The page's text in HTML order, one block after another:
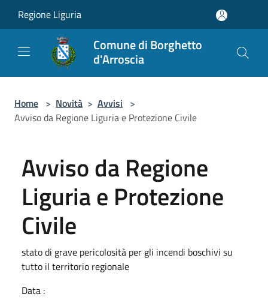
Regione Liguria
Comune di Borghetto
d'Arroscia
Home > Novità > Avvisi >
Avviso da Regione Liguria e Protezione Civile
Avviso da Regione
Liguria e Protezione
Civile
stato di grave pericolosità per gli incendi boschivi su
tutto il territorio regionale
Data :